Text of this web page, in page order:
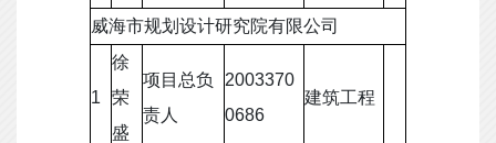
威海市规划设计研究院有限公司
1
徐
荣
盛
项目总负
责人
2003370
0686
建筑工程